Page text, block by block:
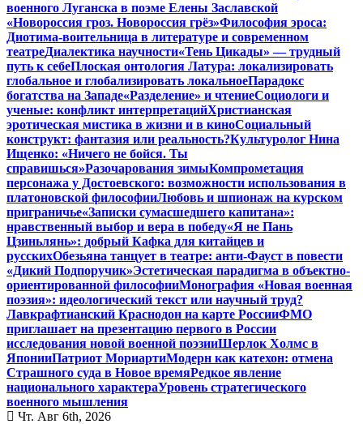
военного Луганска в поэме Елены Заславской
«Новороссия гроз. Новороссия грёз»Философия эроса:
Диотима-воительница в литературе и современном
театреДиалектика научности«Тень Цикады» — трудный
путь к себеПлоская онтология Латура: локализировать
глобальное и глобализировать локальноеПарадокс
богатства на Западе«Разделение» и чтениеСоциологи и
ученые: конфликт интерпретацийХристианская
эротическая мистика в жизни и в киноСоциальный
конструкт: фантазия или реальность?Культуролог Нина
Ищенко: «Ничего не бойся. Ты
справишься»Разочарования зимыКомпрометация
персонажа у Достоевского: возможности использования в
платоновской философииЛюбовь и шпионаж на курском
приграничье«Записки сумасшедшего капитана»:
нравственный выбор и вера в победу«Я не Пань
Цзиньлянь»: добрый Кафка для китайцев и
русскихОбезьяна танцует в театре: анти-Фауст в повести
«Дикий Подпоручик»Эстетическая парадигма в объектно-
ориентированной философииМонография «Новая военная
поэзия»: идеологический текст или научный труд?
Лавкрафтианский Краснодон на карте РоссииФМО
приглашает на презентацию первого в России
исследования новой военной поэзииШерлок Холмс в
ЯпонииПатриот МориартиМодерн как катехон: отмена
Страшного суда в Новое времяРедкое явление
национального характераУровень стратегического
военного мышления
Чт. Авг 6th, 2026